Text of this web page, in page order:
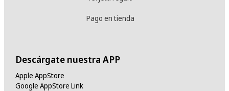
Pago en tienda
Descárgate nuestra APP
Apple AppStore
Google AppStore Link